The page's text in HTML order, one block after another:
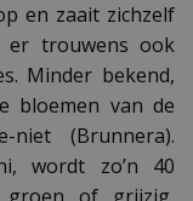
en zaait zichzelf
er trouwens ook
Minder bekend,
bloemen van de
niet (Brunnera).
wordt zo’n 40